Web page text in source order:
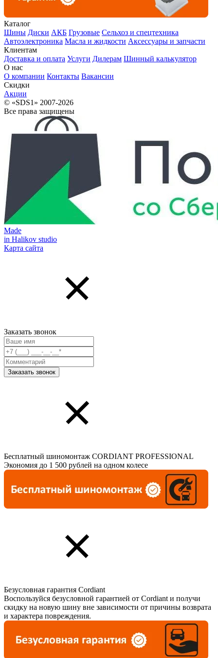
Каталог
Шины Диски АКБ Грузовые Сельхоз и спецтехника
Автоэлектроника Масла и жидкости Аксессуары и запчасти
Клиентам
Доставка и оплата Услуги Дилерам Шинный калькулятор
О нас
О компании Контакты Вакансии
Скидки
Акции
© «SDS1» 2007-2026
Все права защищены
Made
in Halikov studio
Карта сайта
Заказать звонок
Бесплатный шиномонтаж CORDIANT PROFESSIONAL
Экономия до 1 500 рублей на одном колесе
Безусловная гарантия Cordiant
Воспользуйся безусловной гарантией от Cordiant и получи
скидку на новую шину вне зависимости от причины возврата
и характера повреждения.